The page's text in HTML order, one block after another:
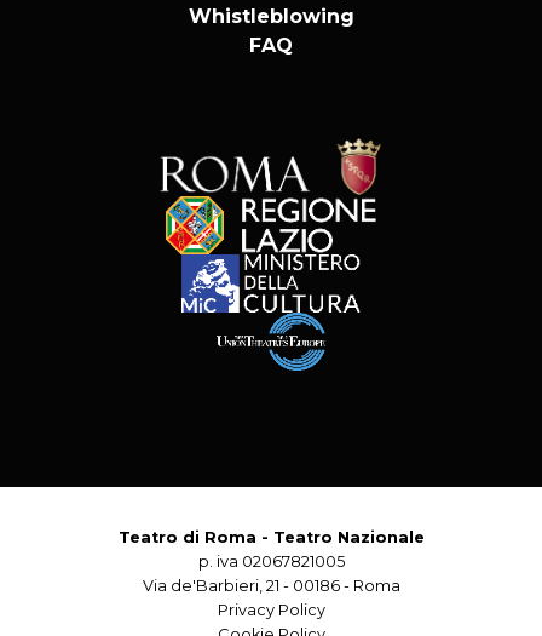
Whistleblowing
FAQ
Teatro di Roma - Teatro Nazionale
p. iva 02067821005
Via de'Barbieri, 21 - 00186 - Roma
Privacy Policy